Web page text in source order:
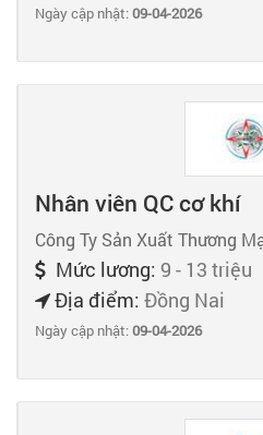
Ngày cập nhật:09-04-2026
Nhân viên QC cơ khí
Công Ty Sản Xuất Thương
Mức lương: 9 - 13 triệu
Địa điểm: Đồng Nai
Ngày cập nhật:09-04-2026